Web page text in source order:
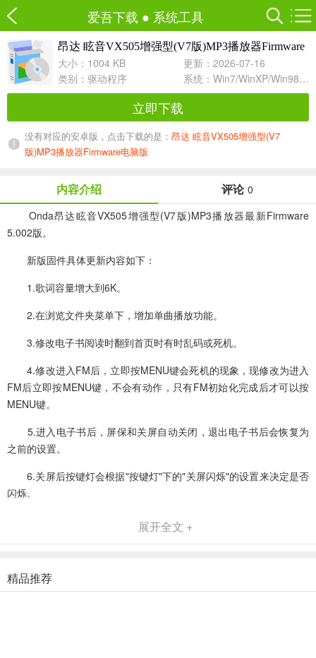
爱吾下载 ● 系统工具
昂达 眩音VX505增强型(V7版)MP3播放器Firmware
5.002
大小：1004 KB
更新：2026-07-16
类别： 驱动程序 系统：Win7/WinXP/Win98/Win8/Win10兼容软件
立即下载
没有对应的安卓版，点击下载的是： 昂达 眩音VX505增强型(V7
版)MP3播放器Firmware电脑版
内容介绍 评论 0
Onda昂达眩音VX505增强型(V7版)MP3播放器最新Firmware
5.002版。
新版固件具体更新内容如下：
1.歌词容量增大到6K。
2.在浏览文件夹菜单下，增加单曲播放功能。
3.修改电子书阅读时翻到首页时有时乱码或死机。
4.修改进入FM后，立即按MENU键会死机的现象，现修改为进入
FM后立即按MENU键，不会有动作，只有FM初始化完成后才可以按
MENU键。
5.进入电子书后，屏保和关屏自动关闭，退出电子书后会恢复为
之前的设置。
6.关屏后按键灯会根据"按键灯"下的"关屏闪烁"的设置来决定是否
闪烁。
7.修改在浏览文件夹时的操作模式。
9.修改bug：先选择一个存在歌曲的文件夹，按MENU键选择播放
展开全文 +
精品推荐